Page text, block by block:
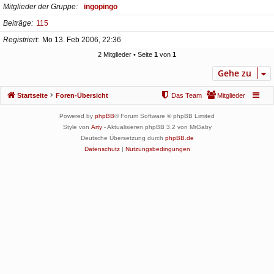
Mitglieder der Gruppe
ingopingo
Beiträge
115
Registriert
Mo 13. Feb 2006, 22:36
2 Mitglieder • Seite 1 von 1
Gehe zu
Startseite Foren-Übersicht Mitglieder
Das Team
Powered by phpBB® Forum Software © phpBB Limited
Style von Arty- Aktualisieren phpBB 3.2 von MrGaby
Deutsche Übersetzung durch phpBB.de
Datenschutz| Nutzungsbedingungen